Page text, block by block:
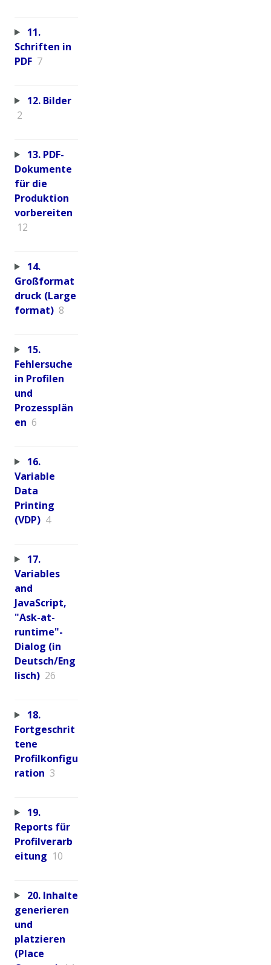
11.
Schriften in
PDF 7
12. Bilder
2
13. PDF-
Dokumente
für die
Produktion
vorbereiten
12
14.
Großformat
druck (Large
format) 8
15.
Fehlersuche
in Profilen
und
Prozessplän
en 6
16.
Variable
Data
Printing
(VDP) 4
17.
Variables
and
JavaScript,
"Ask-at-
runtime"-
Dialog (in
Deutsch/Eng
lisch) 26
18.
Fortgeschrit
tene
Profilkonfigu
ration 3
19.
Reports für
Profilverarb
eitung 10
20. Inhalte
generieren
und
platzieren
(Place